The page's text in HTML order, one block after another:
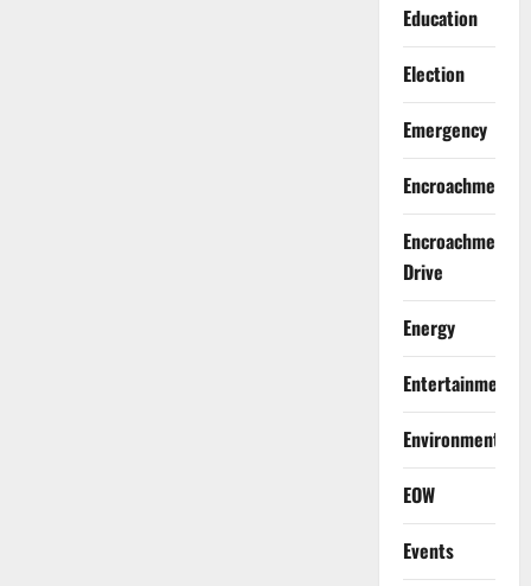
Education
Election
Emergency
Encroachment
Encroachment
Drive
Energy
Entertainment
Environment
EOW
Events